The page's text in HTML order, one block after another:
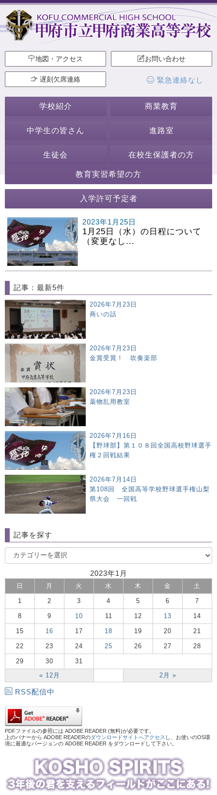
地図・アクセス お問い合わせ
遅刻欠席連絡 緊急連絡なし
学校紹介 商業教育
中学生の皆さん 進路室
生徒会 在校生保護者の方
教育実習希望の方
入学許可予定者
2023年1月25日
1月25日（水）の日程について
（変更なし...
記事：最新5件
2026年7月23日
商いの話
2026年7月23日
金賞受賞！ 吹奏楽部
2026年7月23日
薬物乱用教室
2026年7月16日
【野球部】第１０８回全国高校野球選手
権２回戦結果
2026年7月14日
第108回 全国高等学校野球選手権山梨
県大会 一回戦
記事を探す
2023年1月
日 月 火 水 木 金 土
« 12月 2月 »
1 2 3 4 5 6 7
8 9 10 11 12 13 14
15 16 17 18 19 20 21
22 23 24 25 26 27 28
29 30 31
RSS配信中
PDFファイルの参照には ADOBE READER (無料)が必要です。
上のバナーから ADOBE READERのダウンロードサイトへアクセス し、お使いのOS環
境に最適なバージョンの ADOBE READER をダウンロードして下さい。